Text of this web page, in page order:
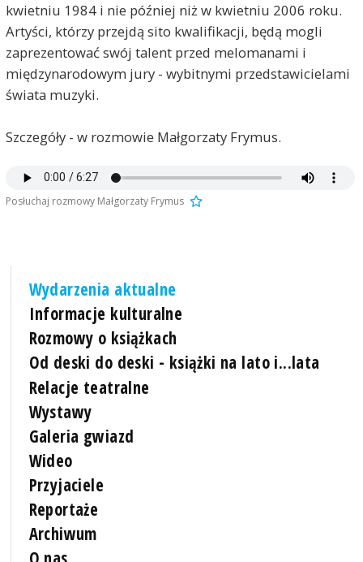
kwietniu 1984 i nie później niż w kwietniu 2006 roku.
Artyści, którzy przejdą sito kwalifikacji, będą mogli
zaprezentować swój talent przed melomanami i
międzynarodowym jury - wybitnymi przedstawicielami
świata muzyki.
Szczegóły - w rozmowie Małgorzaty Frymus.
Posłuchaj rozmowy Małgorzaty Frymus
Wydarzenia aktualne
Informacje kulturalne
Rozmowy o książkach
Od deski do deski - książki na lato i...lata
Relacje teatralne
Wystawy
Galeria gwiazd
Wideo
Przyjaciele
Reportaże
Archiwum